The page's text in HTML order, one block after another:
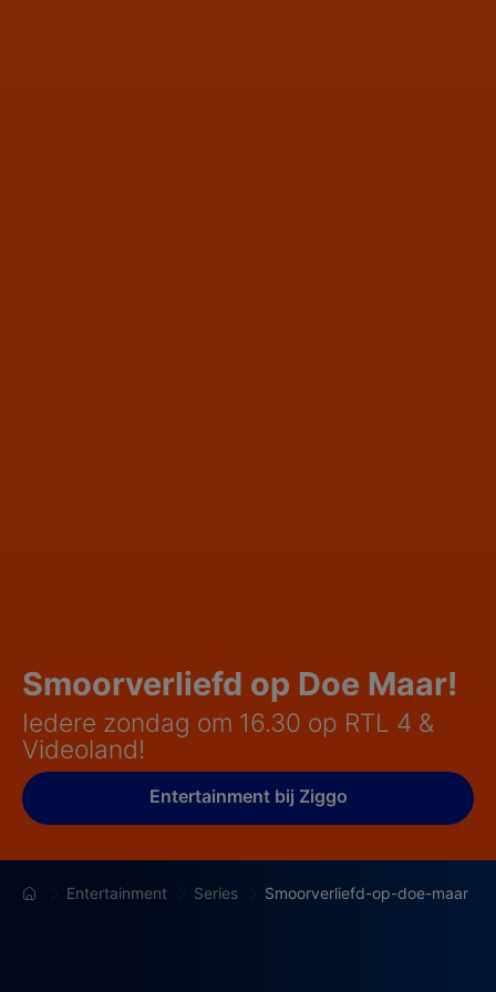
Smoorverliefd op Doe Maar!
Iedere zondag om 16.30 op RTL 4 &
Videoland!
Entertainment bij Ziggo
Entertainment Series Smoorverliefd-op-doe-maar